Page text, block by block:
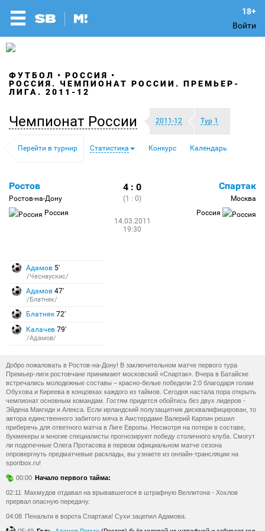
Войти
ФУТБОЛ
РОССИЯ
РОССИЯ. ЧЕМПИОНАТ РОССИИ. ПРЕМЬЕР-
ЛИГА. 2011-12
Чемпионат России 2011-12 Тур 1
Перейти в турнир Статистика Конкурс Календарь
Ростов
Ростов-на-Дону
Россия
4 : 0
(1 : 0)
14.03.2011
19:30
Спартак
Москва
Россия
Адамов 5′
/Чеснаускис/
Адамов 47′
/Блатняк/
Блатняк 72′
Калачев 79′
/Адамов/
Добро пожаловать в Ростов-на-Дону! В заключительном матче первого тура
Премьер-лиги ростовчане принимают московский «Спартак». Вчера в Батайске
встречались молодежные составы – красно-белые победили 2:0 благодаря голам
Обухова и Киреева в концовках каждого из таймов. Сегодня настала пора открыть
чемпионат основным командам. Гостям придется обойтись без двух лидеров -
Эйдена Макгиди и Алекса. Если ирландский полузащитник дисквалифицирован, то
автора единственного забитого мяча в Амстердаме Валерий Карпин решил
приберечь для ответного матча в Лиге Европы. Несмотря на потери в составе,
букмекеры и многие специалисты прогнозируют победу столичного клуба. Смогут
ли подопечные Олега Протасова в первом официальном матче сезона
опровергнуть предматчевые расклады, вы узнаете из онлайн-трансляции на
sportbox.ru!
00:00 Начало первого тайма:
02:11
Махмудов отдавал на врывавшегося в штрафную Веллитона - Хохлов
прервал опасную передачу.
04:08 Пенальти в ворота Спартака! Сухи зацепил Адамова.